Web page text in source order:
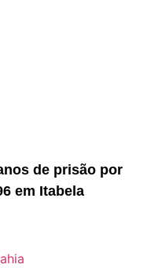
de prisão por
em Itabela